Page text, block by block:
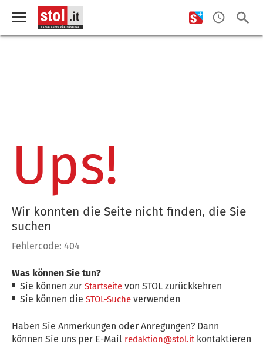
Ups!
Wir konnten die Seite nicht finden, die Sie
suchen
Fehlercode: 404
Was können Sie tun?
Sie können zurStartseite von STOL zurückkehren
Sie können dieSTOL-Suche verwenden
Haben Sie Anmerkungen oder Anregungen? Dann
können Sie uns per E-Mail redaktion@stol.itkontaktieren